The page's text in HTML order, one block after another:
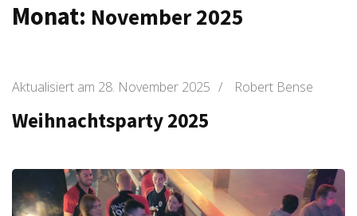
Monat: November 2025
Aktualisiert am 28. November 2025 / Robert Bense
Weihnachtsparty 2025